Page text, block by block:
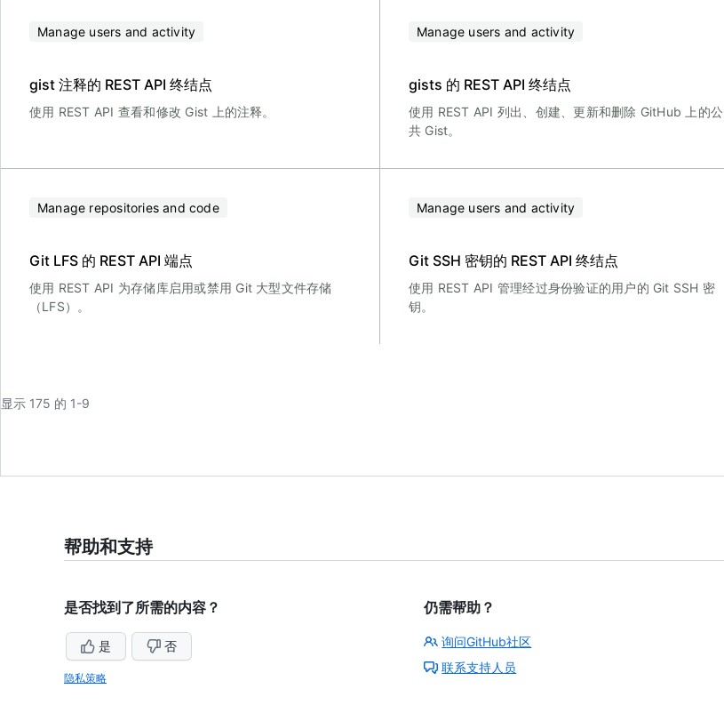
Manage users and activity
gist 注释的 REST API 终结点
使用 REST API 查看和修改 Gist 上的注释。
Manage users and activity
gists 的 REST API 终结点
使用 REST API 列出、创建、更新和删除 GitHub 上的公
共 Gist。
Manage repositories and code
Git LFS 的 REST API 端点
使用 REST API 为存储库启用或禁用 Git 大型文件存储
（LFS）。
Manage users and activity
Git SSH 密钥的 REST API 终结点
使用 REST API 管理经过身份验证的用户的 Git SSH 密
钥。
显示 175 的 1-9
帮助和支持
是否找到了所需的内容？
是 否
隐私策略
仍需帮助？
询问GitHub社区
联系支持人员